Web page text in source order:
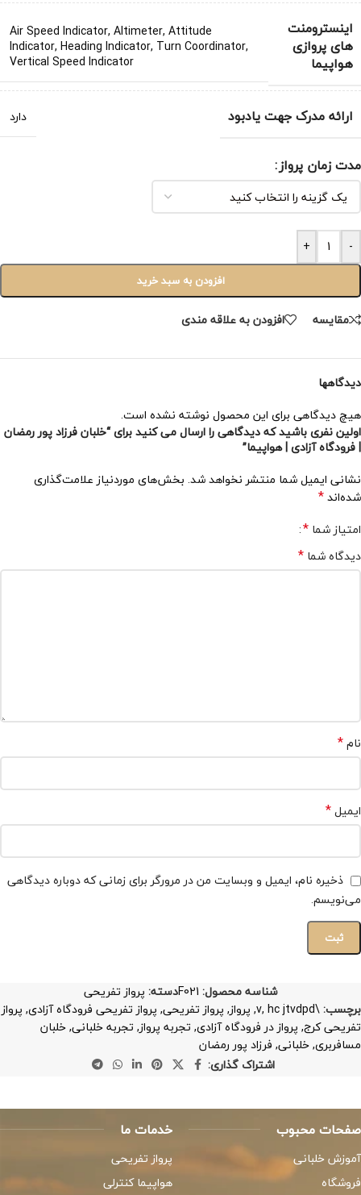
اینسترومنت
های پروازی
هواپیما
Air Speed Indicator, Altimeter, Attitude
Indicator, Heading Indicator, Turn Coordinator,
Vertical Speed Indicator
ارائه مدرک جهت یادبود دارد
مدت زمان پرواز
-
+
افزودن به سبد خرید
مقایسه افزودن به علاقه مندی
دیدگاهها
هیچ دیدگاهی برای این محصول نوشته نشده است.
اولین نفری باشید که دیدگاهی را ارسال می کنید برای “خلبان فرزاد پور رمضان
| فرودگاه آزادی | هواپیما”
نشانی ایمیل شما منتشر نخواهد شد. بخش‌های موردنیاز علامت‌گذاری
شده‌اند*
امتیاز شما *
دیدگاه شما *
نام*
ایمیل*
ذخیره نام، ایمیل و وبسایت من در مرورگر برای زمانی که دوباره دیدگاهی
می‌نویسم.
شناسه محصول: F021دسته: پرواز تفریحی
برچسب: \v
, hc jtvdpd
, پرواز, پرواز تفریحی, پرواز تفریحی فرودگاه آزادی, پرواز
تفریحی کرج, پرواز در فرودگاه آزادی, تجربه پرواز, تجربه خلبانی,خلبان
مسافربری,خلبانی, فرزاد پور رمضان
اشتراک گذاری:
صفحات محبوب
آموزش خلبانی
فروشگاه
خدمات ما
پرواز تفریحی
هواپیما کنترلی